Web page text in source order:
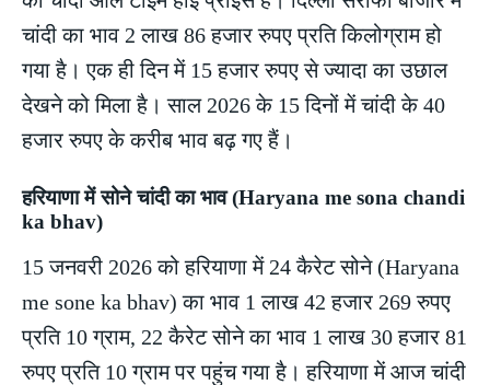
चांदी का भाव 2 लाख 86 हजार रुपए प्रति किलोग्राम हो
गया है। एक ही दिन में 15 हजार रुपए से ज्यादा का उछाल
देखने को मिला है। साल 2026 के 15 दिनों में चांदी के 40
हजार रुपए के करीब भाव बढ़ गए हैं।
हरियाणा में सोने चांदी का भाव (Haryana me sona chandi
ka bhav)
15 जनवरी 2026 को हरियाणा में 24 कैरेट सोने (Haryana
me sone ka bhav) का भाव 1 लाख 42 हजार 269 रुपए
प्रति 10 ग्राम, 22 कैरेट सोने का भाव 1 लाख 30 हजार 81
रुपए प्रति 10 ग्राम पर पहुंच गया है। हरियाणा में आज चांदी